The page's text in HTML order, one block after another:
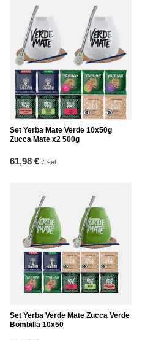
Set Yerba Mate Verde 10x50g
Zucca Mate x2 500g
61,98 € / set
Set Yerba Verde Mate Zucca Verde
Bombilla 10x50